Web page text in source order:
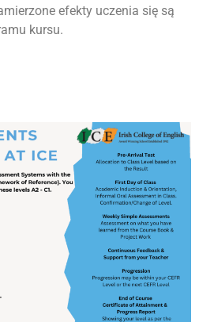
efekty uczenia się są
kursu.